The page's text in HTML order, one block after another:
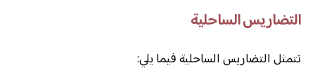
التضاريس الساحلية
تتمثل التضاريس الساحلية فيما يلي: